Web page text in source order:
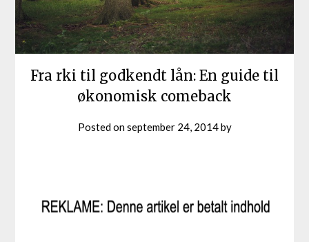
Fra rki til godkendt lån: En guide til
økonomisk comeback
Posted onseptember 24, 2014by